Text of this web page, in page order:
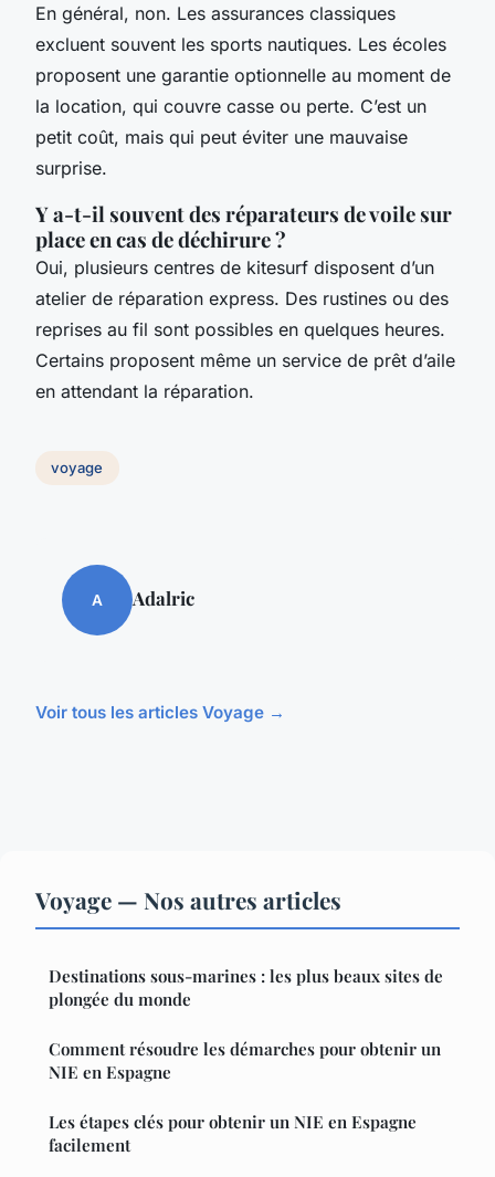
En général, non. Les assurances classiques
excluent souvent les sports nautiques. Les écoles
proposent une garantie optionnelle au moment de
la location, qui couvre casse ou perte. C’est un
petit coût, mais qui peut éviter une mauvaise
surprise.
Y a-t-il souvent des réparateurs de voile sur
place en cas de déchirure ?
Oui, plusieurs centres de kitesurf disposent d’un
atelier de réparation express. Des rustines ou des
reprises au fil sont possibles en quelques heures.
Certains proposent même un service de prêt d’aile
en attendant la réparation.
voyage
A Adalric
Voir tous les articles Voyage →
Voyage — Nos autres articles
Destinations sous-marines : les plus beaux sites de
plongée du monde
Comment résoudre les démarches pour obtenir un
NIE en Espagne
Les étapes clés pour obtenir un NIE en Espagne
facilement